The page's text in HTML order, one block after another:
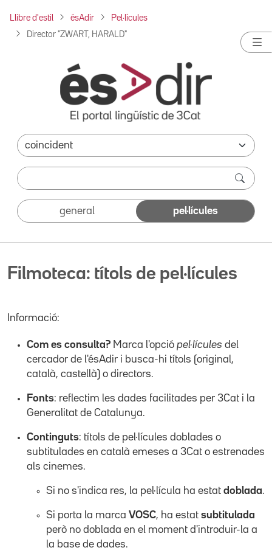
Llibre d'estil ésAdir Pel·lícules
Director "ZWART, HARALD"
general pel·lícules
Filmoteca: títols de pel·lícules
Informació:
Com es consulta? Marca l'opció pel·lícules del
cercador de l'ésAdir i busca-hi títols (original,
català, castellà) o directors.
Fonts: reflectim les dades facilitades per 3Cat i la
Generalitat de Catalunya.
Continguts: títols de pel·lícules doblades o
subtitulades en català emeses a 3Cat o estrenades
als cinemes.
Si no s'indica res, la pel·lícula ha estat doblada.
Si porta la marca VOSC, ha estat subtitulada
però no doblada en el moment d'introduir-la a
la base de dades.